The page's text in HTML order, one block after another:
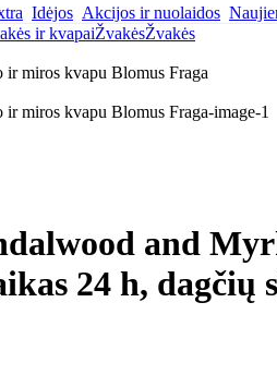
Idėjos Akcijos ir nuolaidos
ir kvapaiŽvakėsŽvakės
and
24 h, dagčių